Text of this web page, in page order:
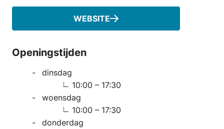
WEBSITE
Openingstijden
dinsdag
10:00 – 17:30
woensdag
10:00 – 17:30
donderdag